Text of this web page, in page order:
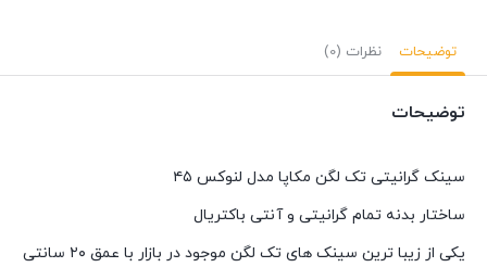
توضیحات نظرات (0)
توضیحات
سینک گرانیتی تک لگن مکاپا مدل لنوکس ۴۵
ساختار بدنه تمام گرانیتی و آنتی باکتریال
یکی از زیبا ترین سینک های تک لگن موجود در بازار با عمق ۲۰ سانتی